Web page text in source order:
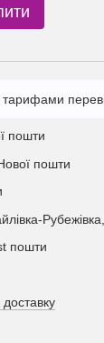
пошти
пошти
пошти